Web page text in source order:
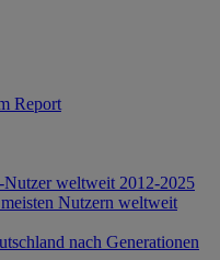
Report
weltweit 2012-2025
Nutzern weltweit
nach Generationen